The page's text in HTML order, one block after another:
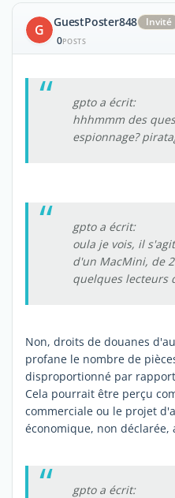
G GuestPoster848
Invité
0POSTS
gpto a écrit:
hhhmmm des
espionnage?
gpto a écrit:
oula je vois, il
d'un MacMini, de
quelques lecteurs
Non, droits de douanes
profane le nombre de
disproportionné par
Cela pourrait être perçu
commerciale ou le projet
économique, non déclarée,
gpto a écrit: